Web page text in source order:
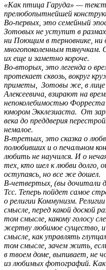
«Как птица Гаруда» — текст
прелюбопытнейшей
Во-первых, это семейный
Зотовых не уступит в
ни Поющим в терновнике, ни
многопоколенным тянучкам.
их еще и заметно короче.
Во-вторых, это легенда о
протекает сквозь, вокруг
приметы, Зотовы же, в лице
Алексеевича, взирают на
непоколебимостью
юмором Экклезиаста. От
века до преддверия
немалое.
В-третьих, это сказка о
полюбивших и о печальном
любить не научился. И о
тех, кто шел к любви долго,
оступаясь, но все же дошел.
В-четвертых, (вы дочитали
Тсс. Теперь пойдет самое
о религии Коммунизм.
смысле, перед какой доской
том смысле, какому голосу
жертву любимое существо,
смысле, как управлять
том смысле, зачем жить,
в твоем доме, выпивает, не
из любимых фотографий.